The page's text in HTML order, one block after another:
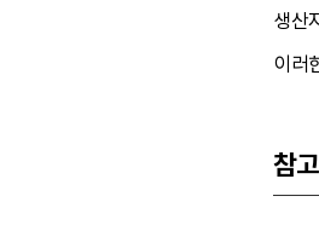
생산
이러
참